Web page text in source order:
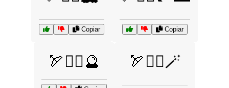
Copiar Copiar
🏹🧙‍♀️🔮 🏹🧙‍♂️🪄